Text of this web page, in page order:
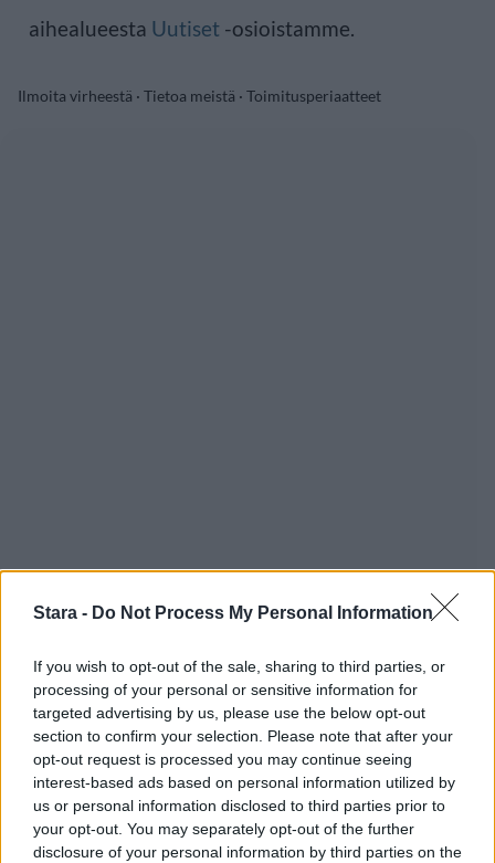
Stara - Do Not Process My Personal Information
If you wish to opt-out of the sale, sharing to third parties, or
processing of your personal or sensitive information for
targeted advertising by us, please use the below opt-out
section to confirm your selection. Please note that after your
opt-out request is processed you may continue seeing
interest-based ads based on personal information utilized by
us or personal information disclosed to third parties prior to
your opt-out. You may separately opt-out of the further
disclosure of your personal information by third parties on the
aihealueesta Uutiset -osioistamme.
Ilmoita virheestä · Tietoa meistä · Toimitusperiaatteet